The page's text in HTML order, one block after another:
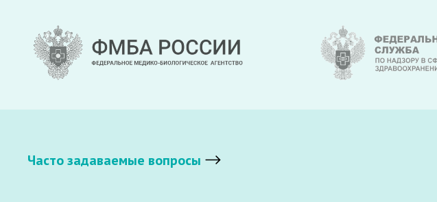
Часто задаваемые вопросы